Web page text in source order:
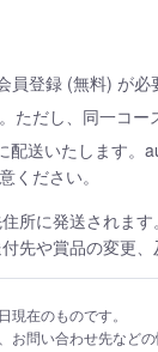
登録 (無料) が
ただし、同一コー
配送いたします
ください。
所に発送されます。
先や賞品の変更
在のものです。
問い合わせ先など